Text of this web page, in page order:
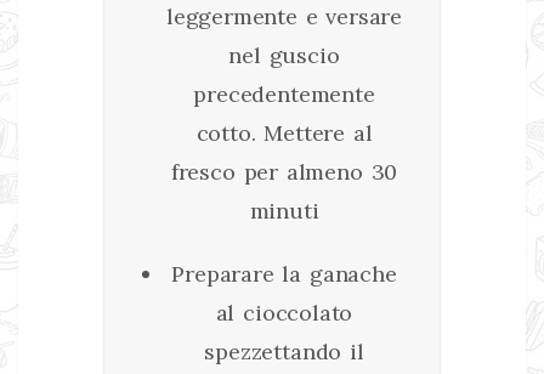
leggermente e versare
nel guscio
precedentemente
cotto. Mettere al
fresco per almeno 30
minuti
Preparare la ganache
al cioccolato
spezzettando il